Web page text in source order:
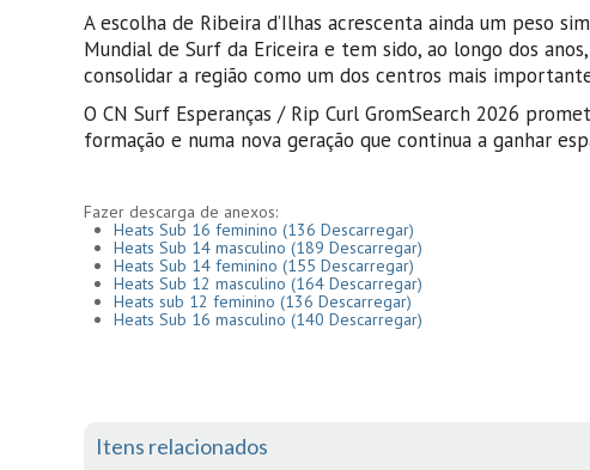
A escolha de Ribeira d’Ilhas acrescenta ainda um peso
Mundial de Surf da Ericeira e tem sido, ao longo dos
consolidar a região como um dos centros mais
O CN Surf Esperanças / Rip Curl GromSearch 2026
formação e numa nova geração que continua a ganhar
Fazer descarga de anexos:
Heats Sub 16 feminino (136 Descarregar)
Heats Sub 14 masculino (189 Descarregar)
Heats Sub 14 feminino (155 Descarregar)
Heats Sub 12 masculino (164 Descarregar)
Heats sub 12 feminino (136 Descarregar)
Heats Sub 16 masculino (140 Descarregar)
Itens relacionados